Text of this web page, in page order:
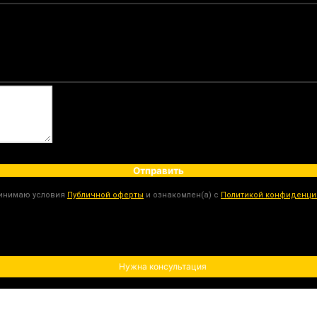
Отправить
условия Публичной оферты и ознакомлен(а) с Политикой
Нужна консультация